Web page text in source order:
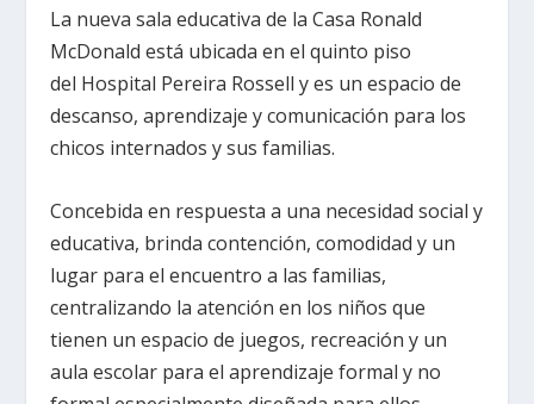
La nueva sala educativa de la Casa Ronald
McDonald está ubicada en el quinto piso
del Hospital Pereira Rossell y es un espacio de
descanso, aprendizaje y comunicación para los
chicos internados y sus familias.
Concebida en respuesta a una necesidad social y
educativa, brinda contención, comodidad y un
lugar para el encuentro a las familias,
centralizando la atención en los niños que
tienen un espacio de juegos, recreación y un
aula escolar para el aprendizaje formal y no